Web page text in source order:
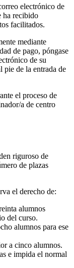
electrónico de
ha recibido
facilitados.
mediante
de pago, póngase
de su
pie de la entrada de
el proceso de
a de centro
riguroso de
de plazas
el derecho de:
alumnos
del curso.
alumnos para ese
a cinco alumnos.
e impida el normal